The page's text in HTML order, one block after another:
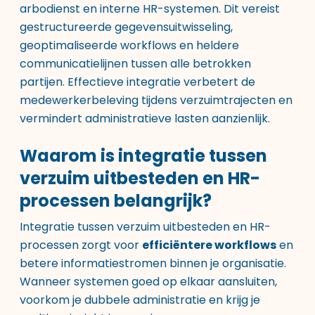
arbodienst en interne HR-systemen. Dit vereist
gestructureerde gegevensuitwisseling,
geoptimaliseerde workflows en heldere
communicatielijnen tussen alle betrokken
partijen. Effectieve integratie verbetert de
medewerkerbeleving tijdens verzuimtrajecten en
vermindert administratieve lasten aanzienlijk.
Waarom is integratie tussen
verzuim uitbesteden en HR-
processen belangrijk?
Integratie tussen verzuim uitbesteden en HR-
processen zorgt voor efficiëntere workflowsen
betere informatiestromen binnen je organisatie.
Wanneer systemen goed op elkaar aansluiten,
voorkom je dubbele administratie en krijg je